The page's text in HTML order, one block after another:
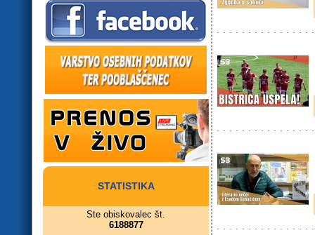
STATISTIKA
Ste obiskovalec št.
6188877